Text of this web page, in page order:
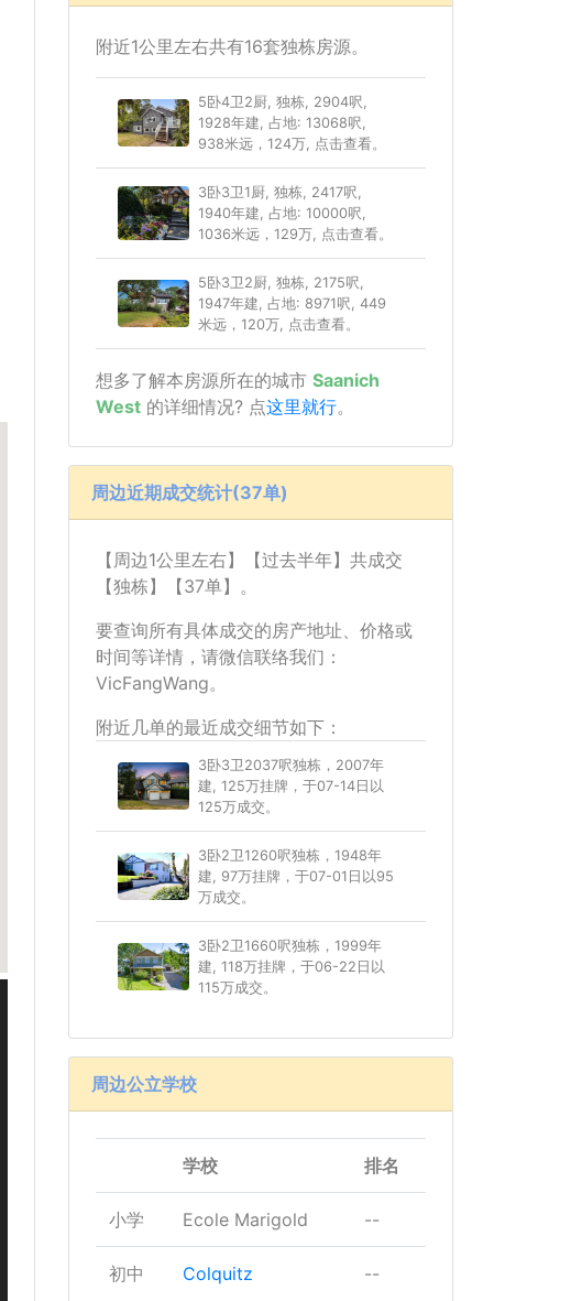
附近1公里左右共有16套独栋房源。
5卧4卫2厨, 独栋, 2904呎,
1928年建, 占地: 13068呎,
938米远，124万, 点击查看。
3卧3卫1厨, 独栋, 2417呎,
1940年建, 占地: 10000呎,
1036米远，129万, 点击查看。
5卧3卫2厨, 独栋, 2175呎,
1947年建, 占地: 8971呎, 449
米远，120万, 点击查看。
想多了解本房源所在的城市 Saanich
West 的详细情况? 点这里就行。
周边近期成交统计(37单)
【周边1公里左右】【过去半年】共成交
【独栋】【37单】。
要查询所有具体成交的房产地址、价格或
时间等详情，请微信联络我们：
VicFangWang。
附近几单的最近成交细节如下：
3卧3卫2037呎独栋，2007年
建, 125万挂牌，于07-14日以
125万成交。
3卧2卫1260呎独栋，1948年
建, 97万挂牌，于07-01日以95
万成交。
3卧2卫1660呎独栋，1999年
建, 118万挂牌，于06-22日以
115万成交。
周边公立学校
学校 排名
小学 Ecole Marigold --
初中 Colquitz --